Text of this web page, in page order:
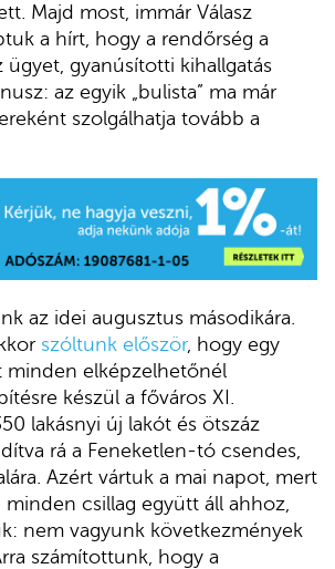
Majd most, immár Válasz
a hírt, hogy a rendőrség a
ügyet, gyanúsítotti kihallgatás
az egyik „bulista” ma már
szolgálhatja tovább a
az idei augusztus másodikára.
szóltunk először, hogy egy
minden elképzelhetőnél
készül a főváros XI.
lakásnyi új lakót és ötszáz
rá a Feneketlen-tó csendes,
Azért vártuk a mai napot, mert
csillag együtt áll ahhoz,
nem vagyunk következmények
számítottunk, hogy a